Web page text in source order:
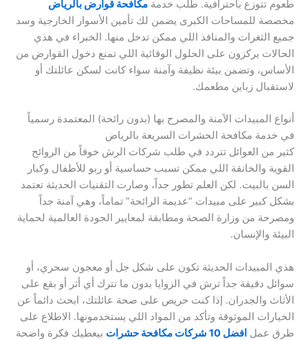
طعوم تتوزع باحترافية. طلب خدمة مكافحة قوارض بالرياض
مخصصة للمساحات الكبرى يضمن لك تأمين الأسوار الخارجية وسد
جميع الثغرات والمنافذ اللي ممكن تدخل منها. الخبراء في هذي
الحالات يركزون على الحلول الوقائية اللي تمنع دخول القوارض من
الأساس، وتضمن بيئة نظيفة وآمنة سواء كانت لسكن عائلتك أو
لاستقبال زباين مطعمك.
أنواع المبيدات الآمنة والمصرح بها (بدون رائحة) المعتمدة رسمياً
في خدمة مكافحة الحشرات السريعة بالرياض
كثير من العوائل تتردد في طلب شركات الرش خوفاً من الروائح
القوية والخانقة اللي ممكن تسبب حساسية أو ربو للأطفال وكبار
السن بالبيت. لكن العلم تطور جداً، وصارت التقنيات الحديثة تعتمد
بشكل كبير على مبيدات “عديمة الرائحة” تماماً، وهي آمنة جداً
ومصرحة من وزارة الصحة ومطابقة لمعايير الجودة العالمية لحماية
البيئة والإنسان.
هذي المبيدات الحديثة تكون على شكل جل أو معجون سحري، أو
سوائل دقيقة جداً ترش في الزوايا بدون ما تترك أي أثر أو بقع على
الأثاث والجدران. إذا كنت حريص على صحة عائلتك، ابحث دائماً عن
الخيارات الموثوقة وتأكد من المواد اللي يستخدمونها. الاطلاع على
طرق عمل افضل 10 شركات مكافحة حشرات
بيعطيك فكرة واضحة